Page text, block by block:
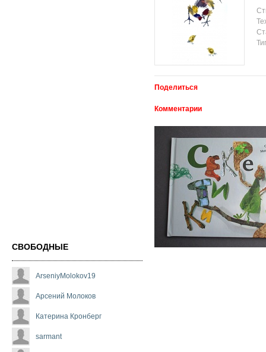
СВОБОДНЫЕ
ArseniyMolokov19
Арсений Молоков
Катерина Кронберг
sarmant
Поделиться
Комментарии